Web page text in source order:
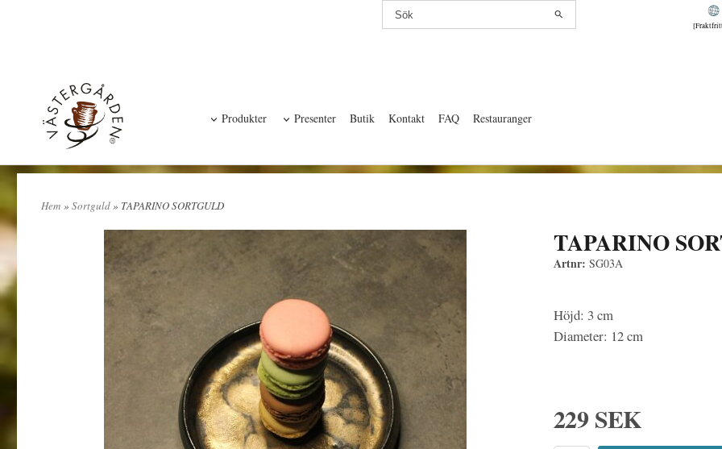
Produkter Presenter Butik Kontakt FAQ Restauranger
Hem » Sortguld» TAPARINO SORTGULD
TAPARINO
Artnr: SG03A
Höjd: 3 cm
Diameter: 12 cm
229 SEK